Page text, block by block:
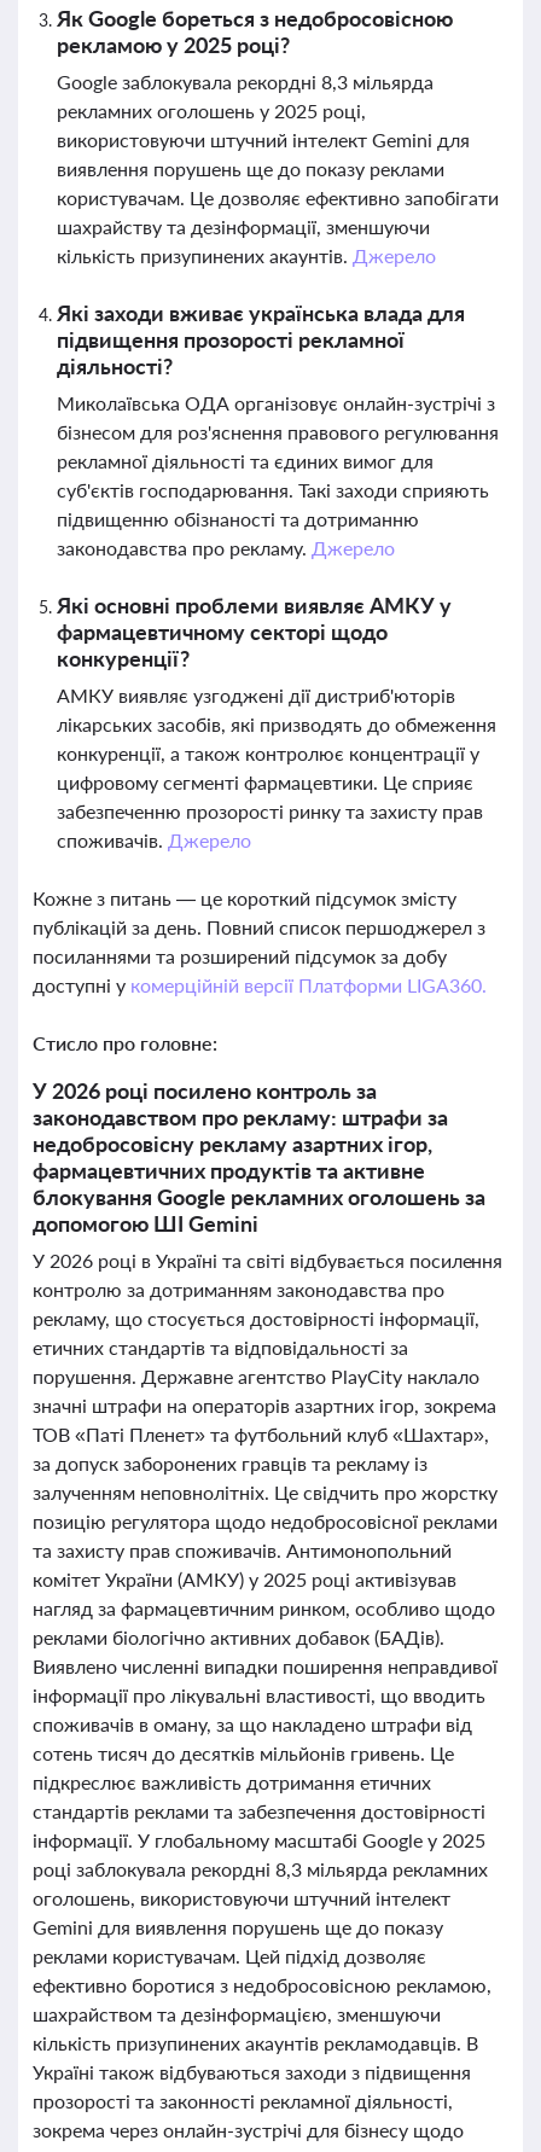
Як Google бореться з недобросовісною
рекламою у 2025 році?
Google заблокувала рекордні 8,3 мільярда
рекламних оголошень у 2025 році,
використовуючи штучний інтелект Gemini для
виявлення порушень ще до показу реклами
користувачам. Це дозволяє ефективно запобігати
шахрайству та дезінформації, зменшуючи
кількість призупинених акаунтів. Джерело
Які заходи вживає українська влада для
підвищення прозорості рекламної
діяльності?
Миколаївська ОДА організовує онлайн-зустрічі з
бізнесом для роз'яснення правового регулювання
рекламної діяльності та єдиних вимог для
суб'єктів господарювання. Такі заходи сприяють
підвищенню обізнаності та дотриманню
законодавства про рекламу. Джерело
Які основні проблеми виявляє АМКУ у
фармацевтичному секторі щодо
конкуренції?
АМКУ виявляє узгоджені дії дистриб'юторів
лікарських засобів, які призводять до обмеження
конкуренції, а також контролює концентрації у
цифровому сегменті фармацевтики. Це сприяє
забезпеченню прозорості ринку та захисту прав
споживачів. Джерело
Кожне з питань — це короткий підсумок змісту
публікацій за день. Повний список першоджерел з
посиланнями та розширений підсумок за добу
доступні у комерційній версії Платформи LIGA360.
Стисло про головне:
У 2026 році посилено контроль за
законодавством про рекламу: штрафи за
недобросовісну рекламу азартних ігор,
фармацевтичних продуктів та активне
блокування Google рекламних оголошень за
допомогою ШІ Gemini
У 2026 році в Україні та світі відбувається посилення
контролю за дотриманням законодавства про
рекламу, що стосується достовірності інформації,
етичних стандартів та відповідальності за
порушення. Державне агентство PlayCity наклало
значні штрафи на операторів азартних ігор, зокрема
ТОВ «Паті Пленет» та футбольний клуб «Шахтар»,
за допуск заборонених гравців та рекламу із
залученням неповнолітніх. Це свідчить про жорстку
позицію регулятора щодо недобросовісної реклами
та захисту прав споживачів. Антимонопольний
комітет України (АМКУ) у 2025 році активізував
нагляд за фармацевтичним ринком, особливо щодо
реклами біологічно активних добавок (БАДів).
Виявлено численні випадки поширення неправдивої
інформації про лікувальні властивості, що вводить
споживачів в оману, за що накладено штрафи від
сотень тисяч до десятків мільйонів гривень. Це
підкреслює важливість дотримання етичних
стандартів реклами та забезпечення достовірності
інформації. У глобальному масштабі Google у 2025
році заблокувала рекордні 8,3 мільярда рекламних
оголошень, використовуючи штучний інтелект
Gemini для виявлення порушень ще до показу
реклами користувачам. Цей підхід дозволяє
ефективно боротися з недобросовісною рекламою,
шахрайством та дезінформацією, зменшуючи
кількість призупинених акаунтів рекламодавців. В
Україні також відбуваються заходи з підвищення
прозорості та законності рекламної діяльності,
зокрема через онлайн-зустрічі для бізнесу щодо